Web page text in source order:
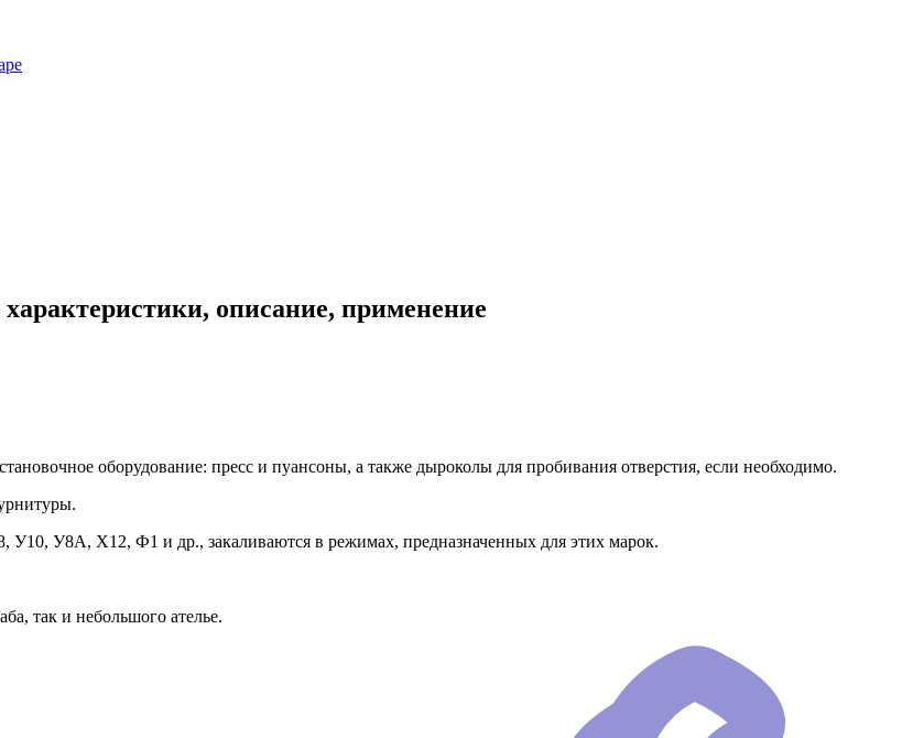
описание, применение
оборудование: пресс и пуансоны, а также дыроколы для пробивания отверстия, если необходимо.
У8А, Х12, Ф1 и др., закаливаются в режимах, предназначенных для этих марок.
так и небольшого ателье.